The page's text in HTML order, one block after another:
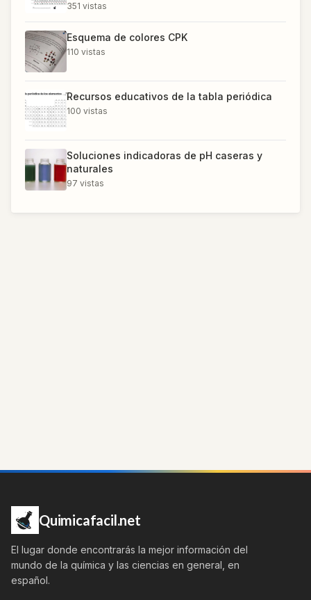
351 vistas
Esquema de colores CPK
110 vistas
Recursos educativos de la tabla periódica
100 vistas
Soluciones indicadoras de pH caseras y
naturales
97 vistas
Quimicafacil.net
El lugar donde encontrarás la mejor información del
mundo de la química y las ciencias en general, en
español.